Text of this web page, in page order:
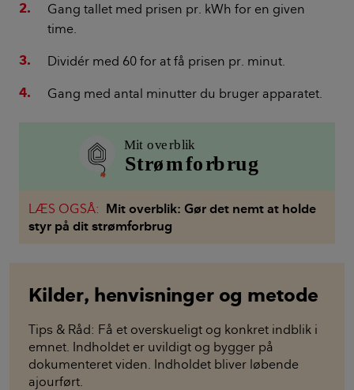
Gang tallet med prisen pr. kWh for en given
time.
Dividér med 60 for at få prisen pr. minut.
Gang med antal minutter du bruger apparatet.
LÆS OGSÅ: Mit overblik: Gør det nemt at holde
styr på dit strømforbrug
Kilder, henvisninger og metode
Tips & Råd: Få et overskueligt og konkret indblik i
emnet. Indholdet er uvildigt og bygger på
dokumenteret viden. Indholdet bliver løbende
ajourført.